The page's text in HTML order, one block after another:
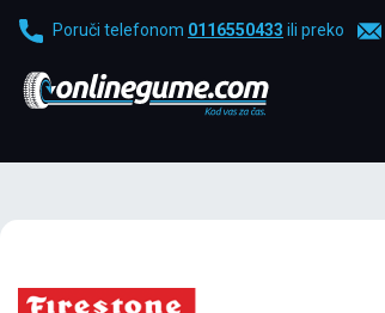
Poruči telefonom 0116550433 ili preko